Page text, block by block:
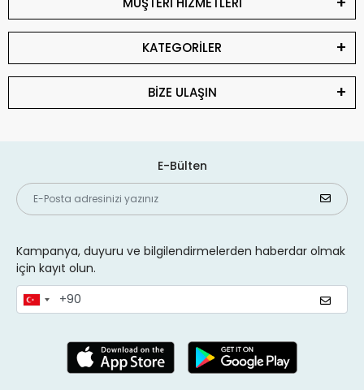
KATEGORİLER
BİZE ULAŞIN
E-Bülten
Kampanya, duyuru ve bilgilendirmelerden haberdar olmak
için kayıt olun.